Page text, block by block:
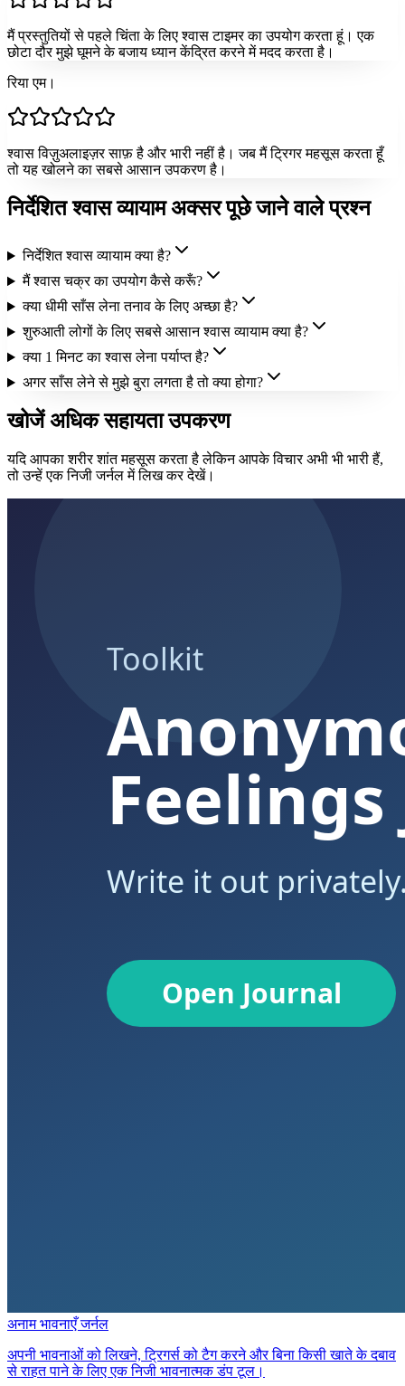
मैं प्रस्तुतियों से पहले चिंता के लिए श्वास टाइमर का उपयोग करता हूं। एक
छोटा दौर मुझे घूमने के बजाय ध्यान केंद्रित करने में मदद करता है।
रिया एम।
श्वास विज़ुअलाइज़र साफ़ है और भारी नहीं है। जब मैं ट्रिगर महसूस करता हूँ
तो यह खोलने का सबसे आसान उपकरण है।
निर्देशित श्वास व्यायाम अक्सर पूछे जाने वाले प्रश्न
निर्देशित श्वास व्यायाम क्या है?
मैं श्वास चक्र का उपयोग कैसे करूँ?
क्या धीमी साँस लेना तनाव के लिए अच्छा है?
शुरुआती लोगों के लिए सबसे आसान श्वास व्यायाम क्या है?
क्या 1 मिनट का श्वास लेना पर्याप्त है?
अगर साँस लेने से मुझे बुरा लगता है तो क्या होगा?
खोजें अधिक सहायता उपकरण
यदि आपका शरीर शांत महसूस करता है लेकिन आपके विचार अभी भी भारी हैं,
तो उन्हें एक निजी जर्नल में लिख कर देखें।
अनाम भावनाएँ जर्नल
अपनी भावनाओं को लिखने, ट्रिगर्स को टैग करने और बिना किसी खाते के दबाव
से राहत पाने के लिए एक निजी भावनात्मक डंप टूल।